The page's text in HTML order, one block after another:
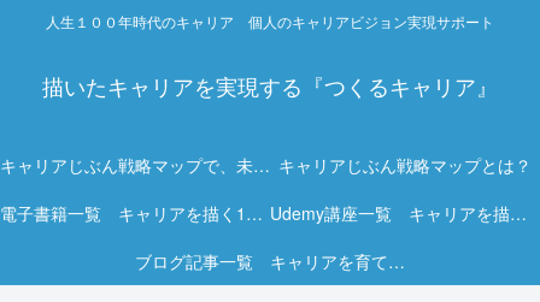
人生１００年時代のキャリア 個人のキャリアビジョン実現サポート
描いたキャリアを実現する『つくるキャリア』
キャリアじぶん戦略マップで、未来を描く力を。 キャリアじぶん戦略マップとは？
電子書籍一覧 キャリアを描く15冊の実践ガイド
Udemy講座一覧 キャリアを描く実践オンライン講座
ブログ記事一覧 キャリアを育てる実践ヒント集